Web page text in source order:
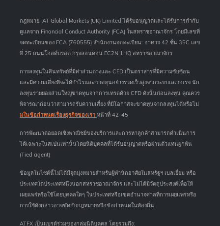
กฎหมาย: AT Global Markets (UK) Limited ได้รับอนุญาตและได้รับการกำกับ
ดูแลจาก Financial Conduct Authority (FCA) ในสหราชอาณาจักร โดยมีเลขที่
จดทะเบียนของ FCA (760555) สำนักงานจดทะเบียน: อาคาร 42 ชั้น 35C เลข
ที่ 25 ถนนโอลด์บรอด กรุงลอนดอน EC2N 1HQ สหราชอาณาจักร
การลงทุนในสินทรัพย์ที่มีค่าส่วนต่างและ CFD เป็นตราสารที่มีความซับซ้อน
และมีความเสี่ยงที่จะได้กำไรและขาดทุนอย่างรวดเร็วสูงจากระบบเลเวอเรจ นัก
ลงทุนรายย่อยส่วนใหญ่ขาดทุนจากการเทรดด้วย CFD ดังนั้นก่อนลงทุน คุณควร
พิจารณาก่อนว่าสามารถรับความเสี่ยง ที่มีโอกาสจะขาดทุนจากลงทุนได้หรือไม่
มในข้อกำหนดเรื่องธุรกิจของเรา หน้าที่ 42-45
การพัฒนาต่อยอดเชิงพาณิชย์ของบริการและการหาลูกค้าสามารถดำเนินการ
ได้เฉพาะในสเปนเท่านั้นโดยนิติบุคคลที่ได้รับอนุญาตหรือผ่านตัวแทนผูกพัน
(Tied agent)
ข้อมูลในไซต์นี้ไม่ได้มีจุดมุ่งหมายสำหรับผู้พำนักอาศัยในสหรัฐฯ เบลเยี่ยม หรือ
ประเทศใดประเทศหนึ่งนอกสหราชอาณาจักร และไม่ได้มีวัตถุประสงค์เพื่อให้
เผยแพร่หรือใช้โดยบุคคลใดๆ ในประเทศหรือเขตอำนาจศาลที่การเผยแพร่หรือ
การใช้ดังกล่าวอาจขัดกับกฎหมายหรือข้อกำหนดในท้องถิ่น
ATFX เป็นแบรด์ร่วมของกลุ่มนิติบุคคล โดยรวมถึง: